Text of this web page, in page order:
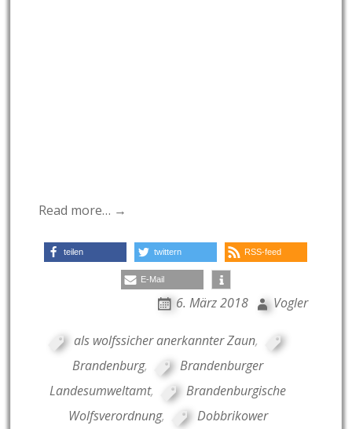
Read more… →
teilen twittern RSS-feed
E-Mail
6. März 2018 Vogler
als wolfssicher anerkannter Zaun,
Brandenburg,
Brandenburger
Landesumweltamt,
Brandenburgische
Wolfsverordnung,
Dobbrikower